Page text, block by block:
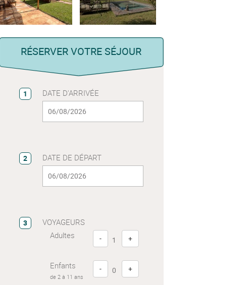
RÉSERVER VOTRE SÉJOUR
1 DATE D'ARRIVÉE
2 DATE DE DÉPART
3
VOYAGEURS
Adultes
- +
Enfants
de 2 à 11 ans
- +